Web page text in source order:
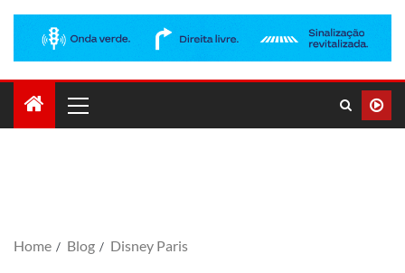
Home Blog Disney Paris